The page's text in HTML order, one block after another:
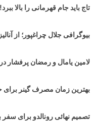
تاج باید جام قهرمانی را بالا ببرد!
بیوگرافی جلال چراغپور؛ از
لامین یامال و رمضان پرفشار
بهترین زمان مصرف گینر
تصمیم نهائی رونالدو برای سفر